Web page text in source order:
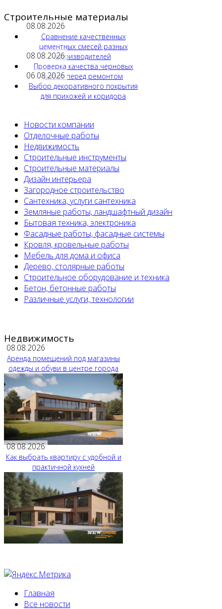
Строительные материалы
08.08.2026
Сравнение качественных
цементных смесей разных
производителей
08.08.2026
Проверка качества черновых
работ перед ремонтом
06.08.2026
Выбор декоративного покрытия
для прихожей и коридора
Новости компании
Отделочные работы
Недвижимость
Строительные инструменты
Строительные материалы
Дизайн интерьера
Загородное строительство
Сантехника, услуги сантехника
Земляные работы, ландшафтный дизайн
Бытовая техника, электроника
Фасадные работы, фасадные системы
Кровля, кровельные работы
Мебель для дома и офиса
Дерево, столярные работы
Строительное оборудование и техника
Бетон, бетонные работы
Различные услуги, технологии
Недвижимость
08.08.2026
Аренда помещений под магазины
одежды и обуви в центре города
08.08.2026
Как выбрать квартиру с удобной и
практичной кухней
Главная
Все новости